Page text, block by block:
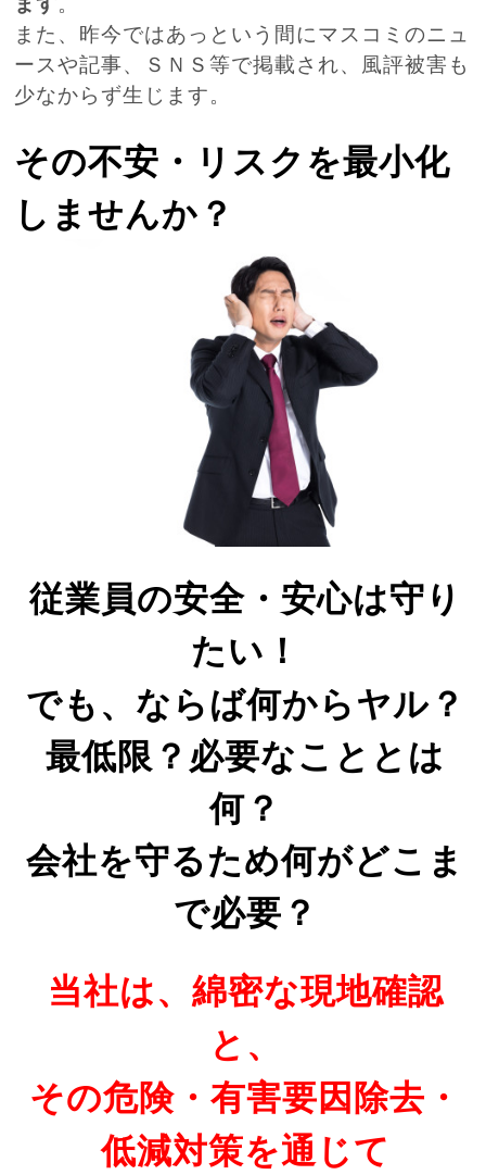
また、昨今ではあっという間にマスコミのニュ
ースや記事、ＳＮＳ等で掲載され、風評被害も
少なからず生じます。
その不安・リスクを最小化
しませんか？
従業員の安全・安心は守り
たい！
でも、ならば何からヤル？
最低限？必要なこととは
何？
会社を守るため何がどこま
で必要？
当社は、綿密な現地確認
と、
その危険・有害要因除去・
低減対策を通じて